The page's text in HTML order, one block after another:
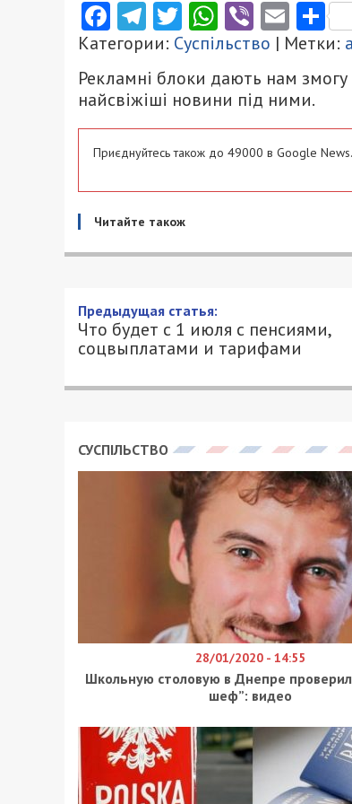
Facebook
Telegram
Twitter
WhatsApp
ViberEmail
Категории: Суспільство | Метки:
Рекламні блоки дають нам
найсвіжіші новини під ними.
Приєднуйтесь також до 49000 в Google News.
Читайте також
Предыдущая статья:
Что будет с 1 июля с пенсиями,
соцвыплатами и тарифами
СУСПІЛЬСТВО
28/01/2020 - 14:55
Школьную столовую в Днепре
шеф”: видео